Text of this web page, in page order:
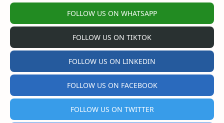
FOLLOW US ON WHATSAPP
FOLLOW US ON TIKTOK
FOLLOW US ON LINKEDIN
FOLLOW US ON FACEBOOK
FOLLOW US ON TWITTER